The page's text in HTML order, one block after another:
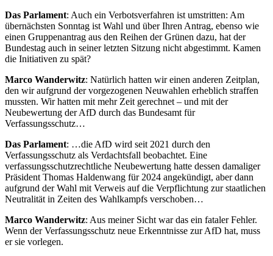
Das Parlament: Auch ein Verbotsverfahren ist umstritten: Am
übernächsten Sonntag ist Wahl und über Ihren Antrag, ebenso wie
einen Gruppenantrag aus den Reihen der Grünen dazu, hat der
Bundestag auch in seiner letzten Sitzung nicht abgestimmt. Kamen
die Initiativen zu spät?
Marco Wanderwitz: Natürlich hatten wir einen anderen Zeitplan,
den wir aufgrund der vorgezogenen Neuwahlen erheblich straffen
mussten. Wir hatten mit mehr Zeit gerechnet – und mit der
Neubewertung der AfD durch das Bundesamt für
Verfassungsschutz…
Das Parlament: …die AfD wird seit 2021 durch den
Verfassungsschutz als Verdachtsfall beobachtet. Eine
verfassungsschutzrechtliche Neubewertung hatte dessen damaliger
Präsident Thomas Haldenwang für 2024 angekündigt, aber dann
aufgrund der Wahl mit Verweis auf die Verpflichtung zur staatlichen
Neutralität in Zeiten des Wahlkampfs verschoben…
Marco Wanderwitz: Aus meiner Sicht war das ein fataler Fehler.
Wenn der Verfassungsschutz neue Erkenntnisse zur AfD hat, muss
er sie vorlegen.